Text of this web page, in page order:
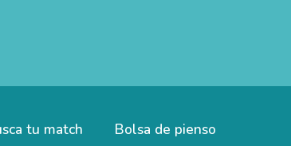
tu match Bolsa de pienso